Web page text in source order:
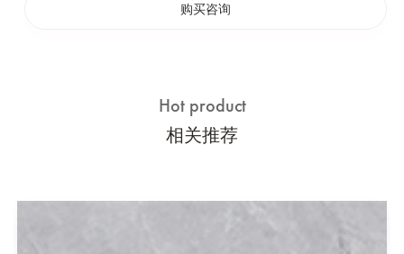
购买咨询
Hot product
相关推荐